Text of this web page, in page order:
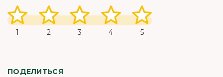
1 2 3 4 5
ПОДЕЛИТЬСЯ